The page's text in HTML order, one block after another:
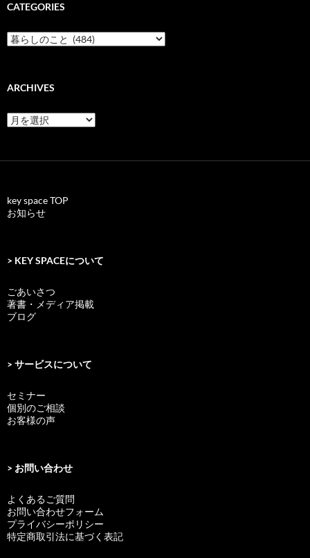
CATEGORIES
categories
ARCHIVES
archives
key space TOP
お知らせ
> KEY SPACEについて
ごあいさつ
著書・メディア掲載
ブログ
> サービスについて
セミナー
個別のご相談
お客様の声
> お問い合わせ
よくあるご質問
お問い合わせフォーム
プライバシーポリシー
特定商取引法に基づく表記